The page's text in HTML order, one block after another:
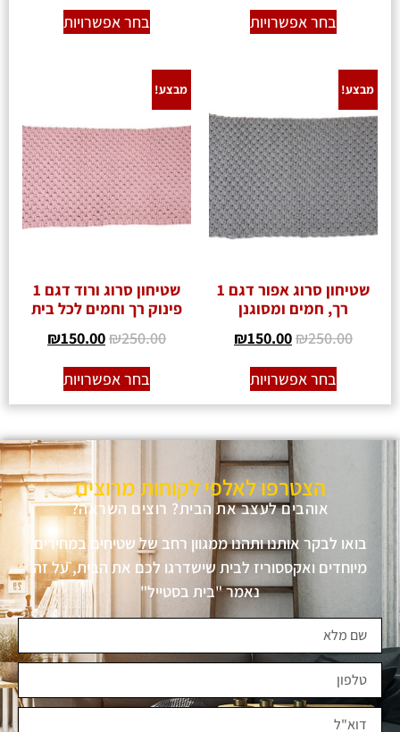
בחר אפשרויות
בחר אפשרויות
מבצע!
שטיחון סרוג אפור דגם 1
רך, חמים ומסוגנן
₪250.00
₪150.00
בחר אפשרויות
מבצע!
שטיחון סרוג ורוד דגם 1
פינוק רך וחמים לכל בית
₪250.00
₪150.00
בחר אפשרויות
הצטרפו לאלפי לקוחות מרוצים
אוהבים לעצב את הבית? רוצים השראה?
בואו לבקר אותנו ותהנו ממגוון רחב של שטיחים במחירים
מיוחדים ואקססוריז לבית שישדרגו לכם את הבית, על זה
נאמר "בית בסטייל"